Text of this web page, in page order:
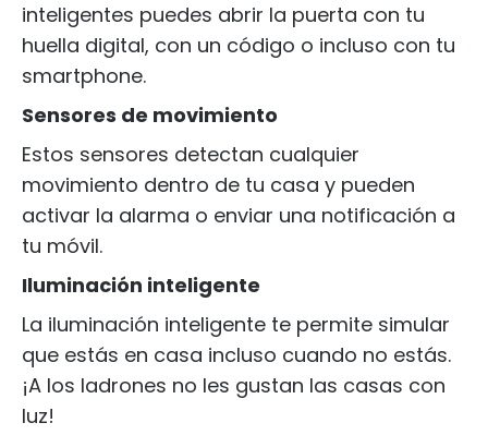
inteligentes puedes abrir la puerta con tu
huella digital, con un código o incluso con tu
smartphone.
Sensores de movimiento
Estos sensores detectan cualquier
movimiento dentro de tu casa y pueden
activar la alarma o enviar una notificación a
tu móvil.
Iluminación inteligente
La iluminación inteligente te permite simular
que estás en casa incluso cuando no estás.
¡A los ladrones no les gustan las casas con
luz!